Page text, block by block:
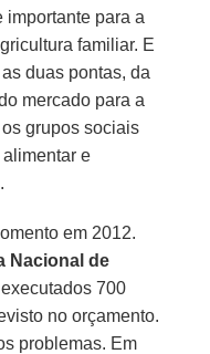
importante para a
familiar. E
duas pontas, da
mercado para a
grupos sociais
e
em 2012.
Nacional de
700
no orçamento.
problemas. Em